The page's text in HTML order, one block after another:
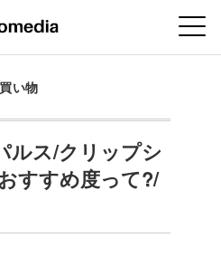
買い物
ルス/クリップシ
すすめ度って?/